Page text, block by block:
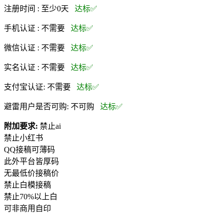
注册时间 : 至少0天 达标✅
手机认证 : 不需要 达标✅
微信认证 : 不需要 达标✅
实名认证 : 不需要 达标✅
支付宝认证: 不需要 达标✅
避雷用户是否可购: 不可购 达标✅
附加要求: 禁止ai
禁止小红书
QQ接稿可薄码
此外平台皆厚码
无最低价接稿价
禁止白模接稿
禁止70%以上白
可非商用自印